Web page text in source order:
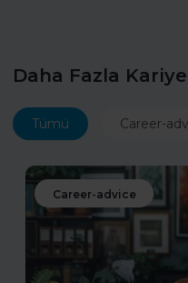
Daha Fazla
Tümü Career-
Career-advice